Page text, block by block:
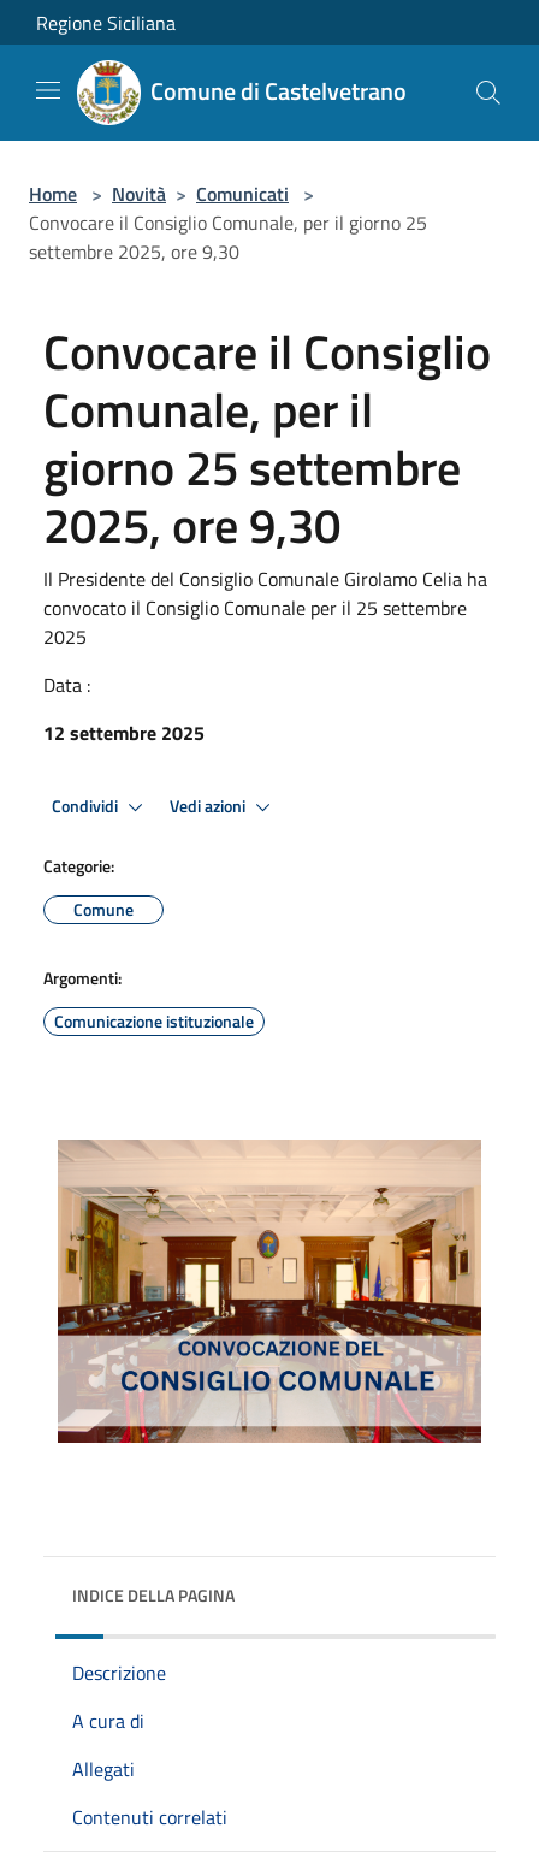
Salta al contenuto principale
Regione Siciliana
Comune di Castelvetrano
Home > Novità > Comunicati >
Convocare il Consiglio Comunale, per il giorno 25
settembre 2025, ore 9,30
Convocare il Consiglio
Comunale, per il
giorno 25 settembre
2025, ore 9,30
Il Presidente del Consiglio Comunale Girolamo Celia ha
convocato il Consiglio Comunale per il 25 settembre
2025
Data :
12 settembre 2025
Condividi Vedi azioni
Categorie:
Comune
Argomenti:
Comunicazione istituzionale
INDICE DELLA PAGINA
Descrizione
A cura di
Allegati
Contenuti correlati